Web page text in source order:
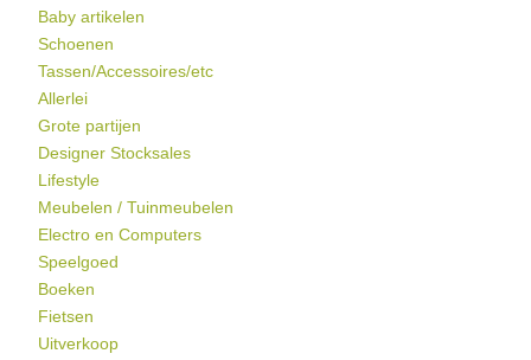
Baby artikelen
Schoenen
Tassen/Accessoires/etc
Allerlei
Grote partijen
Designer Stocksales
Lifestyle
Meubelen / Tuinmeubelen
Electro en Computers
Speelgoed
Boeken
Fietsen
Uitverkoop